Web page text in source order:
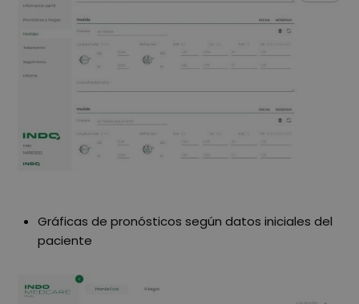
Gráficas de pronósticos según datos iniciales del
paciente